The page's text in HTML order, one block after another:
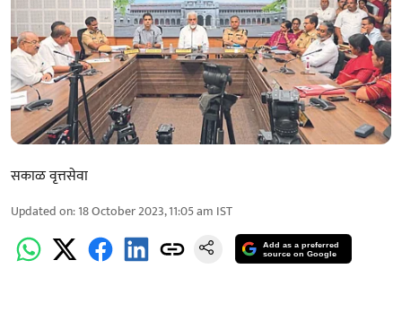
सकाळ वृत्तसेवा
Updated on:18 October 2023, 11:05 am IST
Add as a preferred
source on Google